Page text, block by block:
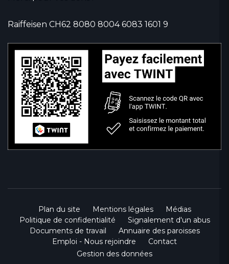
Raiffeisen CH62 8080 8004 6083 1601 9
Plan du site Mentions légales
Médias
Politique de confidentialité
Signalement d'un abus
Documents de travail
Annuaire des paroisses
Emploi - Nous rejoindre
Contact
Gestion des données